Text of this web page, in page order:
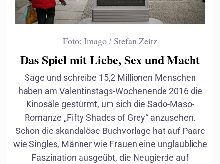
Foto: Imago / Stefan Zeitz
Das Spiel mit Liebe, Sex und Macht
Sage und schreibe 15,2 Millionen Menschen
haben am Valentinstags-Wochenende 2016 die
Kinosäle gestürmt, um sich die Sado-Maso-
Romanze „Fifty Shades of Grey“ anzusehen.
Schon die skandalöse Buchvorlage hat auf Paare
wie Singles, Männer wie Frauen eine unglaubliche
Faszination ausgeübt, die Neugierde auf
Männer